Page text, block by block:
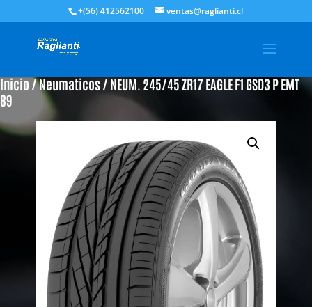
+(56) 412562100 ventas@raglianti.cl
Inicio /Neumaticos/ NEUM. 245/45 ZR17 EAGLE F1 GSD3 P EMT
89